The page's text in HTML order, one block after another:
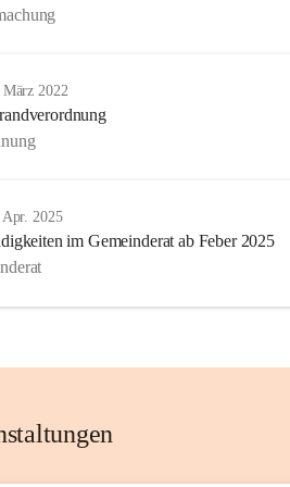
Euer
2022
2025
im Gemeinderat ab Feber 2025